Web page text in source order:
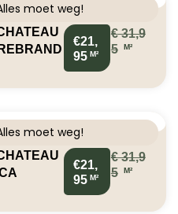
moet weg!
€21,
95 M²
€31,9
5
M²
moet weg!
€21,
95 M²
€31,9
5
M²